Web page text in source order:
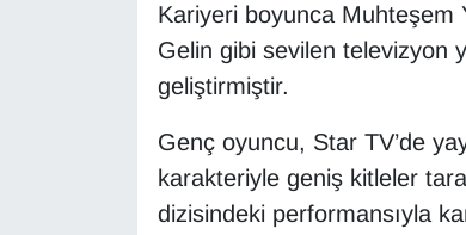
Kariyeri boyunca Muhteşem
Gelin gibi sevilen televizyon
geliştirmiştir.
Genç oyuncu, Star TV’de
karakteriyle geniş kitleler
dizisindeki performansıyla
En çok konuşulanlar